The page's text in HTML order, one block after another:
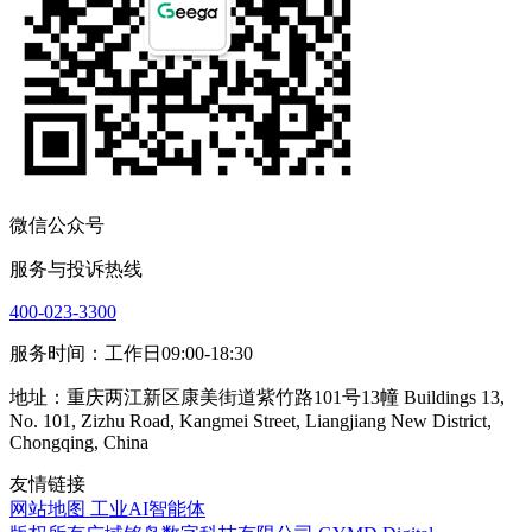
微信公众号
服务与投诉热线
400-023-3300
服务时间：工作日09:00-18:30
地址：重庆两江新区康美街道紫竹路101号13幢 Buildings 13,
No. 101, Zizhu Road, Kangmei Street, Liangjiang New District,
Chongqing, China
友情链接
网站地图 工业AI智能体